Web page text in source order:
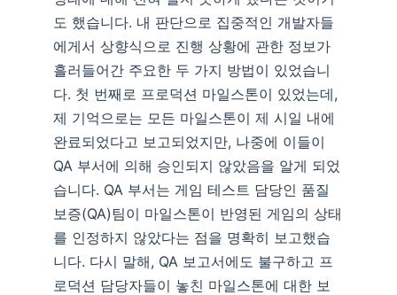
도 했습니다. 내 판단으로 집중적인 개발자들
에게서 상향식으로 진행 상황에 관한 정보가
흘러들어간 주요한 두 가지 방법이 있었습니
다. 첫 번째로 프로덕션 마일스톤이 있었는데,
제 기억으로는 모든 마일스톤이 제 시일 내에
완료되었다고 보고되었지만, 나중에 이들이
QA 부서에 의해 승인되지 않았음을 알게 되었
습니다. QA 부서는 게임 테스트 담당인 품질
보증(QA)팀이 마일스톤이 반영된 게임의 상태
를 인정하지 않았다는 점을 명확히 보고했습
니다. 다시 말해, QA 보고서에도 불구하고 프
로덕션 담당자들이 놓친 마일스톤에 대한 보